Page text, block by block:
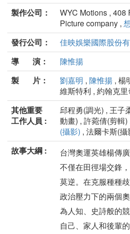
製作公司：
WYC Motions , 408
Picture company ,
發行公司：
佳映娛樂國際股份
導 演：
陳惟揚
製 片：
劉嘉明 , 陳惟揚 , 楊
維斯特利 , 約翰克
其他重要
工作人員 :
邱程勇(調光) , 王子
動畫) , 許菀倩(剪輯)
(攝影) , 法爾卡斯(攝
故事大綱 :
台灣奧運英雄楊傳
不僅在田徑場交鋒
莫逆。在克服種種
政治壓力下的兩個
為人知、史詩般的
自己、家人和後輩